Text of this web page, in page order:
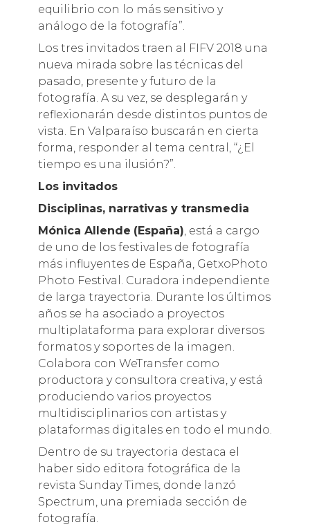
equilibrio con lo más sensitivo y
análogo de la fotografía”.
Los tres invitados traen al FIFV 2018 una
nueva mirada sobre las técnicas del
pasado, presente y futuro de la
fotografía. A su vez, se desplegarán y
reflexionarán desde distintos puntos de
vista. En Valparaíso buscarán en cierta
forma, responder al tema central, “¿El
tiempo es una ilusión?”.
Los invitados
Disciplinas, narrativas y transmedia
Mónica Allende (España) , está a cargo
de uno de los festivales de fotografía
más influyentes de España, GetxoPhoto
Photo Festival. Curadora independiente
de larga trayectoria. Durante los últimos
años se ha asociado a proyectos
multiplataforma para explorar diversos
formatos y soportes de la imagen.
Colabora con WeTransfer como
productora y consultora creativa, y está
produciendo varios proyectos
multidisciplinarios con artistas y
plataformas digitales en todo el mundo.
Dentro de su trayectoria destaca el
haber sido editora fotográfica de la
revista Sunday Times, donde lanzó
Spectrum, una premiada sección de
fotografía.